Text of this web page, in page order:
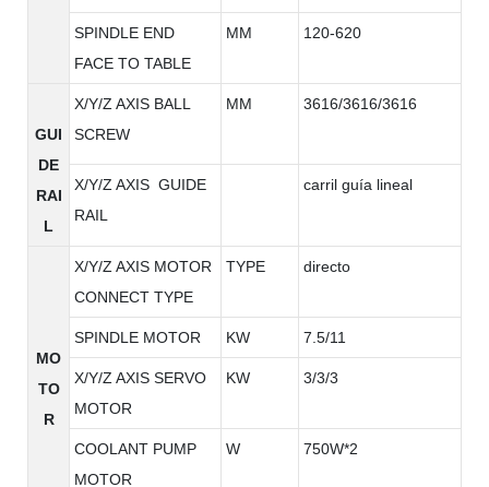
SPINDLE END
FACE TO TABLE
MM 120-620
GUI
DE
RAI
L
X/Y/Z AXIS BALL
SCREW
MM 3616/3616/3616
X/Y/Z AXIS GUIDE
RAIL
carril guía lineal
MO
TO
R
X/Y/Z AXIS MOTOR
CONNECT TYPE
TYPE directo
SPINDLE MOTOR KW 7.5/11
X/Y/Z AXIS SERVO
MOTOR
KW 3/3/3
COOLANT PUMP
MOTOR
W 750W*2